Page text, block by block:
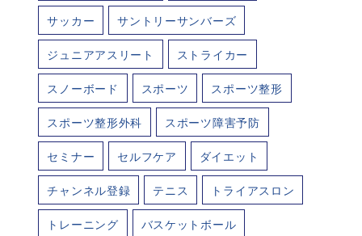
サッカー サントリーサンバーズ
ジュニアアスリート ストライカー
スノーボード スポーツ スポーツ整形
スポーツ整形外科 スポーツ障害予防
セミナー セルフケア ダイエット
チャンネル登録 テニス トライアスロン
トレーニング バスケットボール